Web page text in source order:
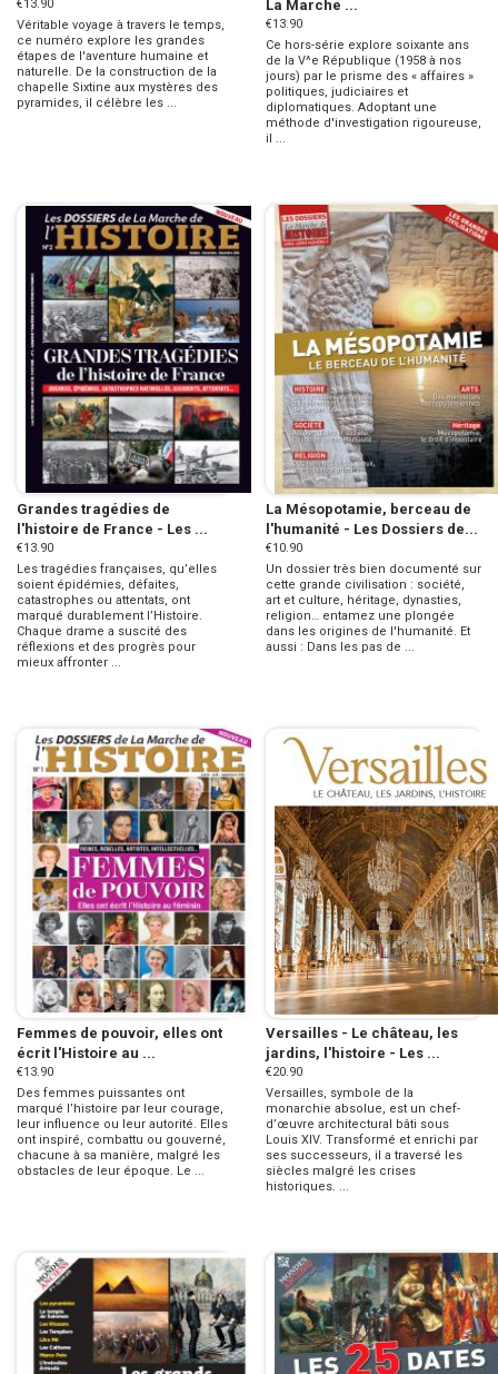
€13.90
Véritable voyage à travers le temps,
ce numéro explore les grandes
étapes de l'aventure humaine et
naturelle. De la construction de la
chapelle Sixtine aux mystères des
pyramides, il célèbre les ...
La Marche ...
€13.90
Ce hors-série explore soixante ans
de la V^e République (1958 à nos
jours) par le prisme des « affaires »
politiques, judiciaires et
diplomatiques. Adoptant une
méthode d'investigation rigoureuse,
il ...
Grandes tragédies de
l'histoire de France - Les ...
€13.90
Les tragédies françaises, qu’elles
soient épidémies, défaites,
catastrophes ou attentats, ont
marqué durablement l’Histoire.
Chaque drame a suscité des
réflexions et des progrès pour
mieux affronter ...
La Mésopotamie, berceau de
l'humanité - Les Dossiers de...
€10.90
Un dossier très bien documenté sur
cette grande civilisation : société,
art et culture, héritage, dynasties,
religion… entamez une plongée
dans les origines de l'humanité. Et
aussi : Dans les pas de ...
Femmes de pouvoir, elles ont
écrit l'Histoire au ...
€13.90
Des femmes puissantes ont
marqué l’histoire par leur courage,
leur influence ou leur autorité. Elles
ont inspiré, combattu ou gouverné,
chacune à sa manière, malgré les
obstacles de leur époque. Le ...
Versailles - Le château, les
jardins, l'histoire - Les ...
€20.90
Versailles, symbole de la
monarchie absolue, est un chef-
d’œuvre architectural bâti sous
Louis XIV. Transformé et enrichi par
ses successeurs, il a traversé les
siècles malgré les crises
historiques. ...